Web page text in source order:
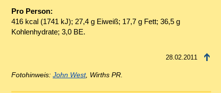
Pro Person:
416 kcal (1741 kJ); 27,4 g Eiweiß; 17,7 g Fett; 36,5 g
Kohlenhydrate; 3,0 BE.
28.02.2011
Fotohinweis: John West, Wirths PR.